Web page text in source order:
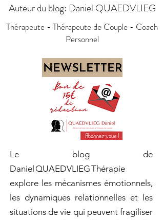
Auteur du blog: Daniel QUAEDVLIEG
Thérapeute - Thérapeute de Couple - Coach
Personnel
Le blog de
Daniel QUAEDVLIEG Thérapie
explore les mécanismes émotionnels,
les dynamiques relationnelles et les
situations de vie qui peuvent fragiliser